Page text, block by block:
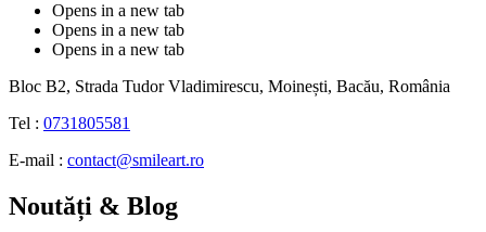
Opens in a new tab
Opens in a new tab
Opens in a new tab
Bloc B2, Strada Tudor Vladimirescu, Moinești, Bacău, România
Tel : 0731805581
E-mail : contact@smileart.ro
Noutăți & Blog